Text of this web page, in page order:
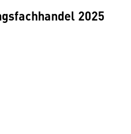
2025